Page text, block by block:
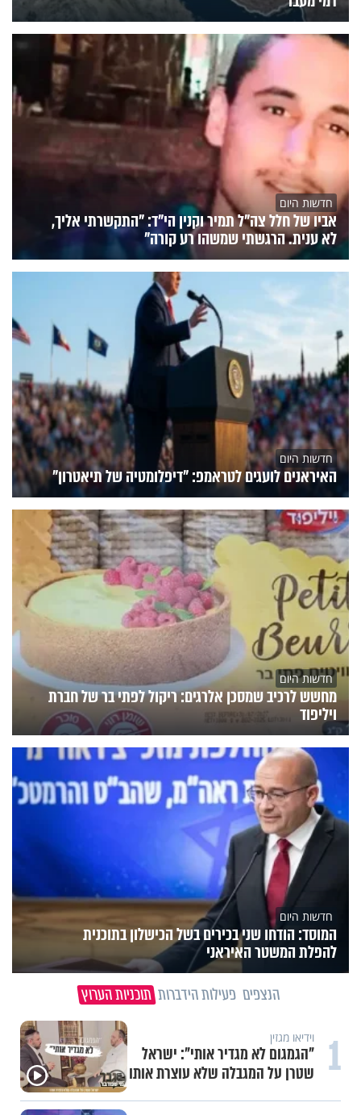
חדשות היום
אביו של חלל צה"ל תמיר וקנין הי"ד: "התקשרתי אליך,
לא ענית. הרגשתי שמשהו רע קורה"
חדשות היום
האיראנים לועגים לטראמפ: "דיפלומטיה של תיאטרון"
חדשות היום
מחשש לרכיב שמסכן אלרגים: ריקול לפתי בר של חברת
ויליפוד
חדשות היום
המוסד: הודחו שני בכירים בשל הכישלון בתוכנית
להפלת המשטר האיראני
הנצפים פעילות הידברות תוכניות הערוץ
1 וידיאו מגזין
"הגמגום לא מגדיר אותי": ישראל
שטרן על המגבלה שלא עוצרת אותו